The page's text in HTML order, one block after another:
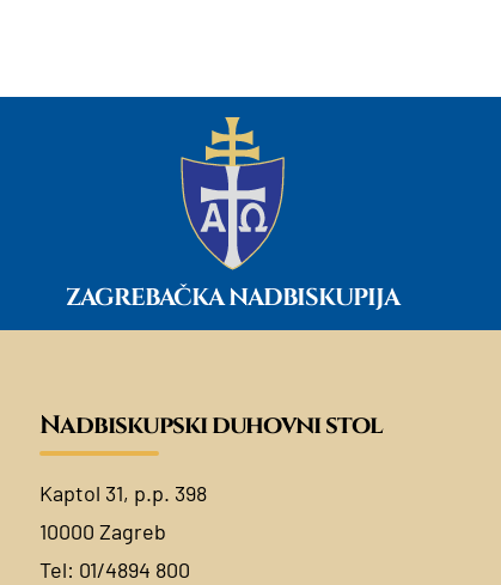
ZAGREBAČKA NADBISKUPIJA
Nadbiskupski duhovni stol
Kaptol 31, p.p. 398
10000 Zagreb
Tel: 01/4894 800